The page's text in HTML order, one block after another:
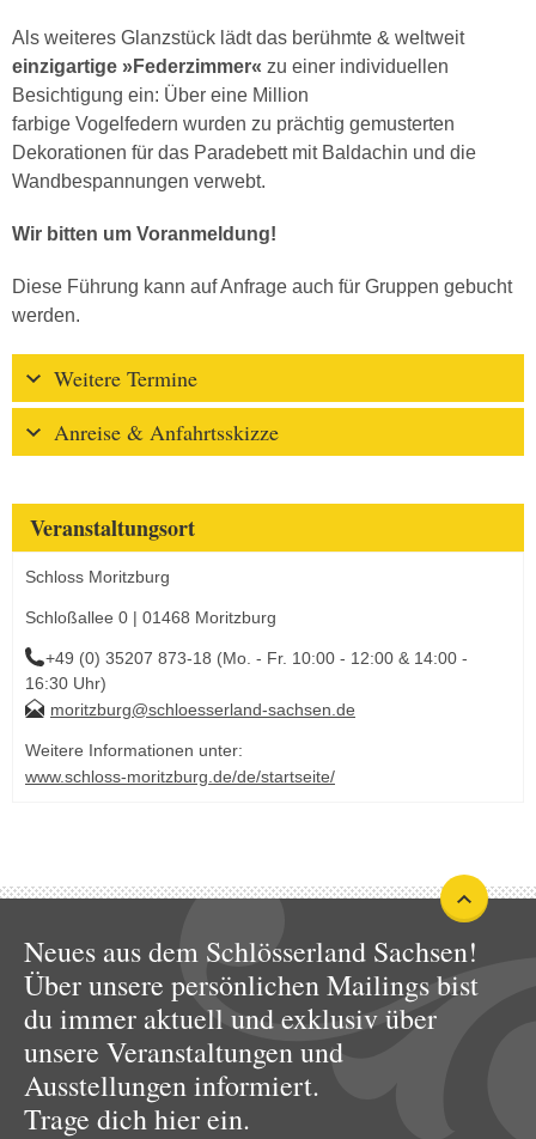
Als weiteres Glanzstück lädt das berühmte & weltweit
einzigartige »Federzimmer« zu einer individuellen
Besichtigung ein: Über eine Million
farbige Vogelfedern wurden zu prächtig gemusterten
Dekorationen für das Paradebett mit Baldachin und die
Wandbespannungen verwebt.
Wir bitten um Voranmeldung!
Diese Führung kann auf Anfrage auch für Gruppen gebucht
werden.
Weitere Termine
Anreise & Anfahrtsskizze
Veranstaltungsort
Schloss Moritzburg
Schloßallee 0 | 01468 Moritzburg
+49 (0) 35207 873-18 (Mo. - Fr. 10:00 - 12:00 & 14:00 -
16:30 Uhr)
moritzburg@schloesserland-sachsen.de
Weitere Informationen unter:
www.schloss-moritzburg.de/de/startseite/
Neues aus dem Schlösserland Sachsen!
Über unsere persönlichen Mailings bist
du immer aktuell und exklusiv über
unsere Veranstaltungen und
Ausstellungen informiert.
Trage dich hier ein.